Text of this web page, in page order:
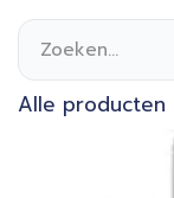
Alle producten